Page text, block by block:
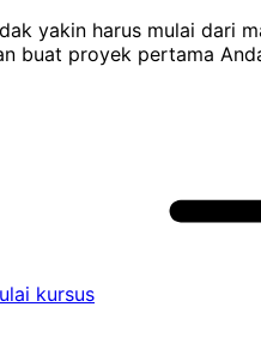
yakin harus mulai dari
buat proyek pertama
kursus